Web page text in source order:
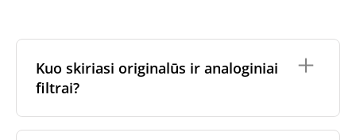
Kuo skiriasi originalūs ir analoginiai
filtrai?